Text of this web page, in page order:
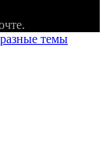
темы